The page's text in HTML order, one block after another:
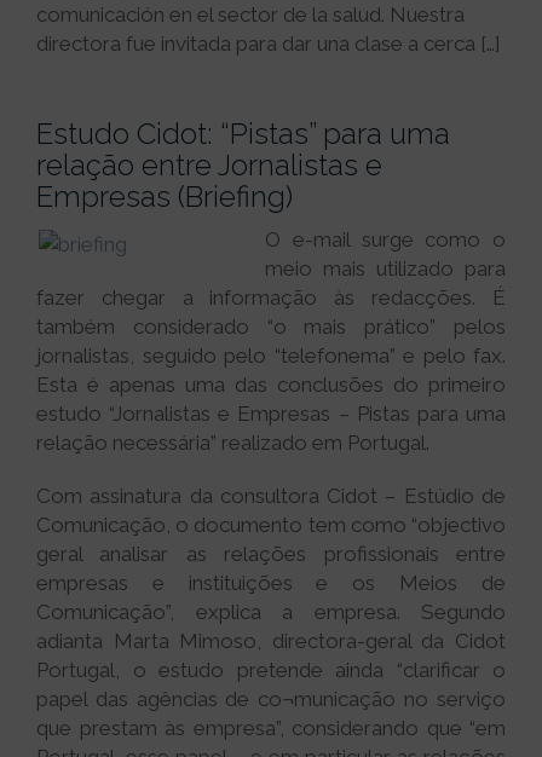
comunicación en el sector de la salud. Nuestra
directora fue invitada para dar una clase a cerca […]
Estudo Cidot: “Pistas” para uma
relação entre Jornalistas e
Empresas (Briefing)
O e-mail surge como o
meio mais utilizado para
fazer chegar a informação às redacções. É
também considerado “o mais prático” pelos
jornalistas, seguido pelo “telefonema” e pelo fax.
Esta é apenas uma das conclusões do primeiro
estudo “Jornalistas e Empresas – Pistas para uma
relação necessária” realizado em Portugal.
Com assinatura da consultora Cidot – Estúdio de
Comunicação, o documento tem como “objectivo
geral analisar as relações profissionais entre
empresas e instituições e os Meios de
Comunicação”, explica a empresa. Segundo
adianta Marta Mimoso, directora-geral da Cidot
Portugal, o estudo pretende ainda “clarificar o
papel das agências de co¬municação no serviço
que prestam às empresa”, considerando que “em